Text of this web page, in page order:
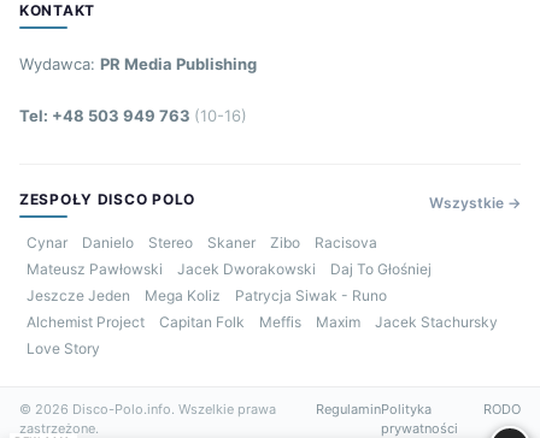
KONTAKT
Wydawca: PR Media Publishing
Tel: +48 503 949 763 (10-16)
ZESPOŁY DISCO POLO Wszystkie →
Cynar Danielo Stereo Skaner Zibo
Racisova
Mateusz Pawłowski
Jacek Dworakowski
Daj To Głośniej
Jeszcze Jeden
Mega Koliz
Patrycja Siwak - Runo
Alchemist Project
Capitan Folk Meffis Maxim
Jacek Stachursky
Love Story
© 2026 Disco-Polo.info. Wszelkie prawa
zastrzeżone.
RegulaminPolityka
prywatności
RODO